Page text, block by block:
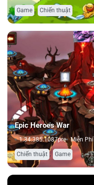
Game , Chiến thuật
Epic Heroes War
1.34.385.1087pre Miễn Phí
Chiến thuật , Game